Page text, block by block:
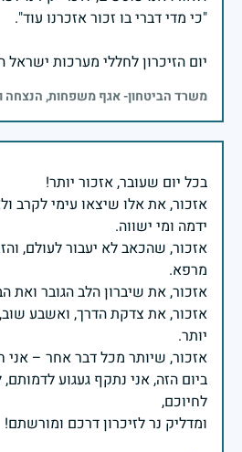
יום הזיכרון לחללי מערכות ישראל
משרד הביטחון- אגף משפחות, הנצחה
אזכור, את אלו שיצאו עימי לקרב
אזכור, שהכאב לא יעבור לעולם,
אזכור, את צדקת הדרך, ואשבע
ביום הזה, אני נתקף געגוע לדמותם,
ומדליק נר לזיכרון דרכם ומורשתם!